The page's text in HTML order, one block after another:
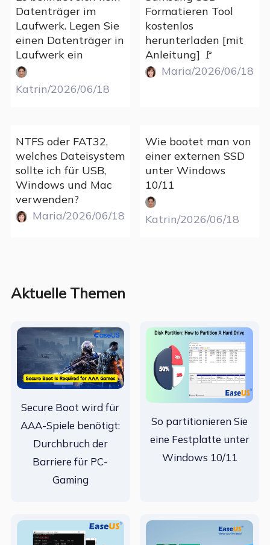
Datenträger im
Laufwerk. Legen Sie
einen Datenträger in
Laufwerk ein
Katrin/2026/06/18
Formatieren Tool
kostenlos
herunterladen [mit
Anleitung] 🚩
Maria/2026/06/18
NTFS oder FAT32,
welches Dateisystem
sollte ich für USB,
Windows und Mac
verwenden?
Maria/2026/06/18
Wie bootet man von
einer externen SSD
unter Windows
10/11
Katrin/2026/06/18
Aktuelle Themen
Secure Boot wird für
AAA-Spiele benötigt:
Durchbruch der
Barriere für PC-
Gaming
So partitionieren Sie
eine Festplatte unter
Windows 10/11